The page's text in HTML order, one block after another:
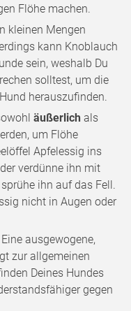
Flöhe machen.
kleinen Mengen
kann Knoblauch
sein, weshalb Du
solltest, um die
herauszufinden.
äußerlich als
um Flöhe
Apfelessig ins
verdünne ihn mit
ihn auf das Fell.
nicht in Augen oder
Eine ausgewogene,
zur allgemeinen
Deines Hundes
gegen